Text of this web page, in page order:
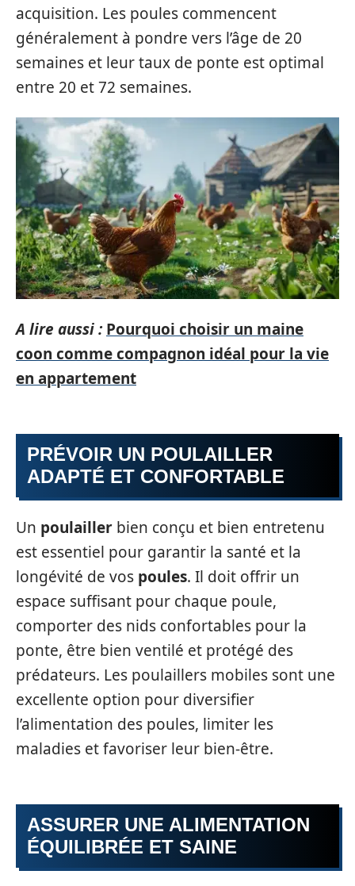
acquisition. Les poules commencent
généralement à pondre vers l’âge de 20
semaines et leur taux de ponte est optimal
entre 20 et 72 semaines.
A lire aussi : Pourquoi choisir un maine
coon comme compagnon idéal pour la vie
en appartement
PRÉVOIR UN POULAILLER
ADAPTÉ ET CONFORTABLE
Un poulailler bien conçu et bien entretenu
est essentiel pour garantir la santé et la
longévité de vos poules. Il doit offrir un
espace suffisant pour chaque poule,
comporter des nids confortables pour la
ponte, être bien ventilé et protégé des
prédateurs. Les poulaillers mobiles sont une
excellente option pour diversifier
l’alimentation des poules, limiter les
maladies et favoriser leur bien-être.
ASSURER UNE ALIMENTATION
ÉQUILIBRÉE ET SAINE